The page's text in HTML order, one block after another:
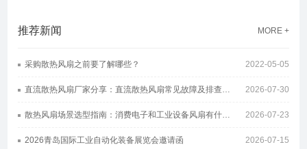
推荐新闻 MORE +
2022-05-05
采购散热风扇之前要了解哪些？
2026-07-30
直流散热风扇厂家分享：直流散热风扇常见故障及排查方案
2026-07-23
散热风扇场景选型指南：消费电子和工业设备风扇有什么区别
2026-07-15
2026青岛国际工业自动化装备展览会邀请函